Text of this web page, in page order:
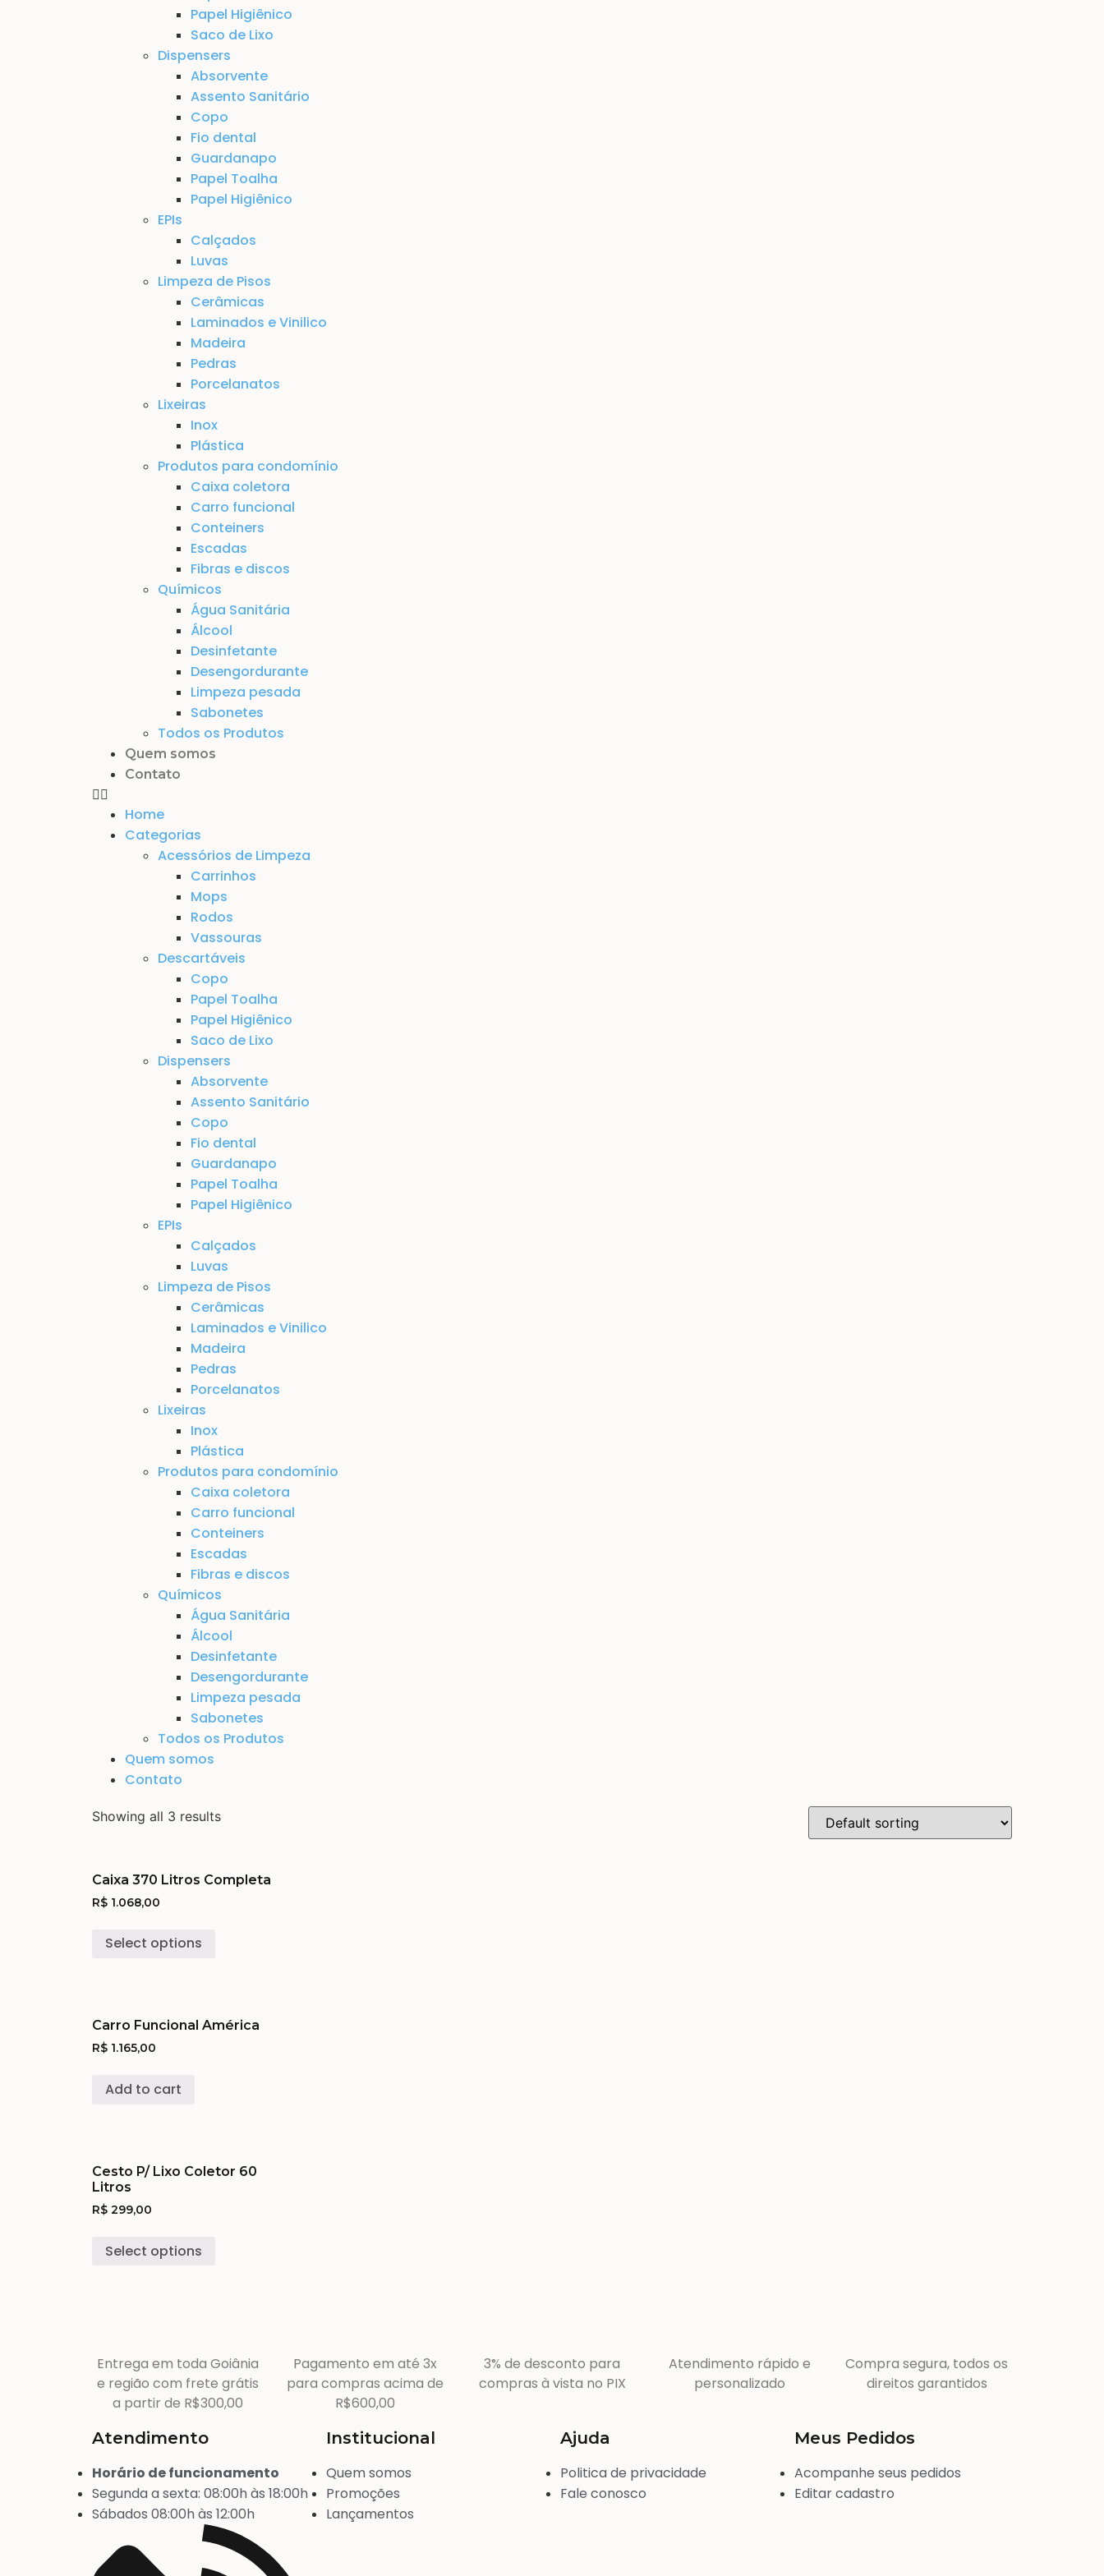
Papel Higiênico
Saco de Lixo
Dispensers
Absorvente
Assento Sanitário
Copo
Fio dental
Guardanapo
Papel Toalha
Papel Higiênico
EPIs
Calçados
Luvas
Limpeza de Pisos
Cerâmicas
Laminados e Vinilico
Madeira
Pedras
Porcelanatos
Lixeiras
Inox
Plástica
Produtos para condomínio
Caixa coletora
Carro funcional
Conteiners
Escadas
Fibras e discos
Químicos
Água Sanitária
Álcool
Desinfetante
Desengordurante
Limpeza pesada
Sabonetes
Todos os Produtos
Quem somos
Contato
Home
Categorias
Acessórios de Limpeza
Carrinhos
Mops
Rodos
Vassouras
Descartáveis
Copo
Papel Toalha
Papel Higiênico
Saco de Lixo
Dispensers
Absorvente
Assento Sanitário
Copo
Fio dental
Guardanapo
Papel Toalha
Papel Higiênico
EPIs
Calçados
Luvas
Limpeza de Pisos
Cerâmicas
Laminados e Vinilico
Madeira
Pedras
Porcelanatos
Lixeiras
Inox
Plástica
Produtos para condomínio
Caixa coletora
Carro funcional
Conteiners
Escadas
Fibras e discos
Químicos
Água Sanitária
Álcool
Desinfetante
Desengordurante
Limpeza pesada
Sabonetes
Todos os Produtos
Quem somos
Contato
Showing all 3 results
Caixa 370 Litros Completa
R$ 1.068,00
Select options
Carro Funcional América
R$ 1.165,00
Add to cart
Cesto P/ Lixo Coletor 60
Litros
R$ 299,00
Select options
Entrega em toda Goiânia
e região com frete grátis
a partir de R$300,00
Pagamento em até 3x
para compras acima de
R$600,00
3% de desconto para
compras à vista no PIX
Atendimento rápido e
personalizado
Compra segura, todos os
direitos garantidos
Atendimento
Horário de funcionamento
Segunda a sexta: 08:00h às 18:00h
Sábados 08:00h às 12:00h
Institucional
Quem somos
Promoções
Lançamentos
Ajuda
Politica de privacidade
Fale conosco
Meus Pedidos
Acompanhe seus pedidos
Editar cadastro